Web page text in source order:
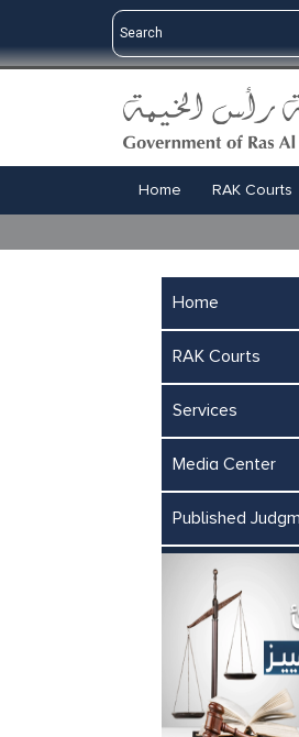
Home RAK Courts
Home
RAK Courts
Services
Media Center
Published